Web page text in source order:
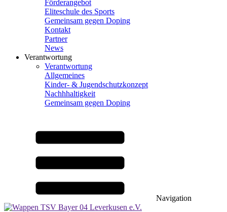
Förderangebot
Eliteschule des Sports
Gemeinsam gegen Doping
Kontakt
Partner
News
Verantwortung
Verantwortung
Allgemeines
Kinder- & Jugendschutzkonzept
Nachhhaltigkeit
Gemeinsam gegen Doping
Navigation